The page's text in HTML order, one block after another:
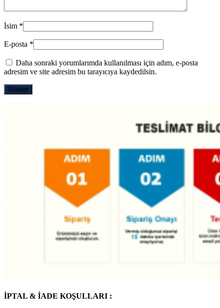
İsim *
E-posta *
Daha sonraki yorumlarımda kullanılması için adım, e-posta
adresim ve site adresim bu tarayıcıya kaydedilsin.
İPTAL & İADE KOŞULLARI :